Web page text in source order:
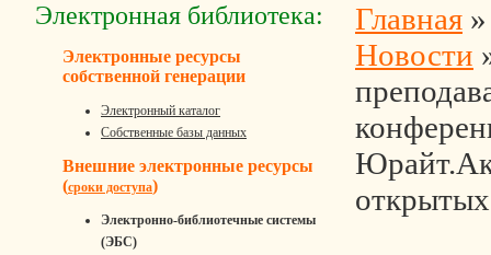
Электронная библиотека:
Электронные ресурсы
собственной генерации
Электронный каталог
Собственные базы данных
Внешние электронные ресурсы
(сроки доступа)
Электронно-библиотечные системы
(ЭБС)
Главная
Новости